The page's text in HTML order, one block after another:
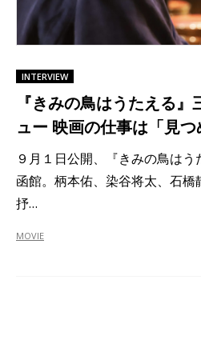
INTERVIEW
『きみの鳥はうたえる
ュー 映画の仕事は「見つ
９月１日公開、『きみの鳥は
函館。柄本佑、染谷将太、石
抒…
MOVIE